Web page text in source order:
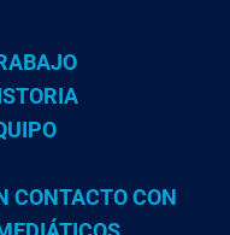
CONTACTO CON